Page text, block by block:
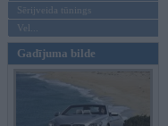
Sērijveida tūnings
Vel...
Gadījuma bilde